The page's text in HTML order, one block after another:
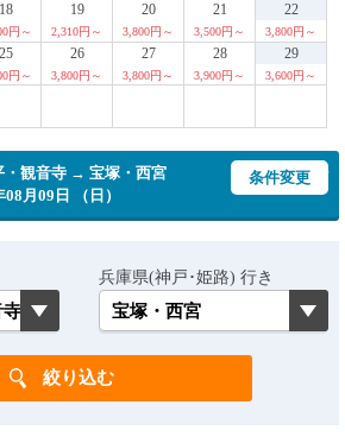
18
円～
19
2,310円～
20
3,800円～
21
3,500円～
22
3,800円～
25
円～
26
3,800円～
27
3,800円～
28
3,900円～
29
3,600円～
観音寺 → 宝塚・西宮
月09日 （日）
条件変更
兵庫県(神戸･姫路) 行き